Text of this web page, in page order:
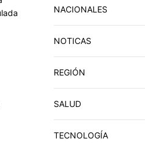
NACIONALES
NOTICAS
REGIÓN
SALUD
TECNOLOGÍA